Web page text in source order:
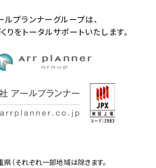
ルプランナーグループは、
りをトータルサポートいたします。
県（それぞれ一部地域は除きます。